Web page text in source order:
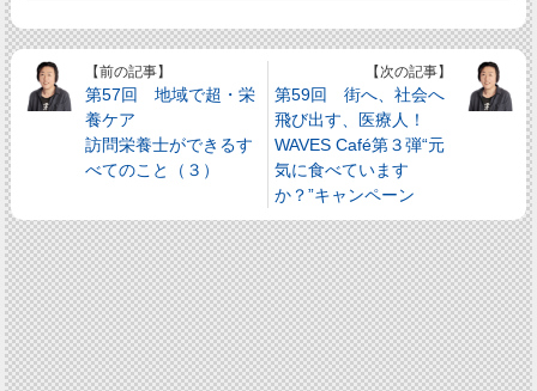
【前の記事】
第57回 地域で超・栄
養ケア
訪問栄養士ができるす
べてのこと（３）
【次の記事】
第59回 街へ、社会へ
飛び出す、医療人！
WAVES Café第３弾“元
気に食べています
か？”キャンペーン